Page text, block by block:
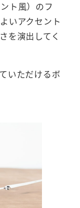
ト風）のフ
いアクセント
を演出してく
いただけるボ